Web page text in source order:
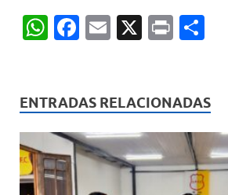
W
s
A
p
p
F
b
o
o
E
X
P
p
ar
ti
r
ENTRADAS RELACIONADAS